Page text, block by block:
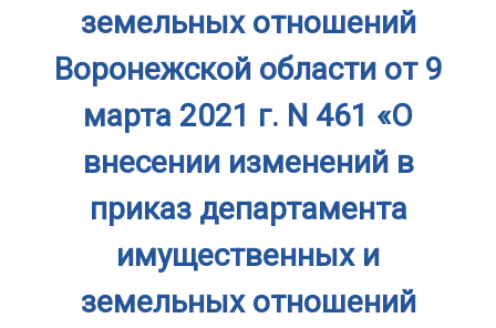
земельных отношений
Воронежской области от 9
марта 2021 г. N 461 «О
внесении изменений в
приказ департамента
имущественных и
земельных отношений